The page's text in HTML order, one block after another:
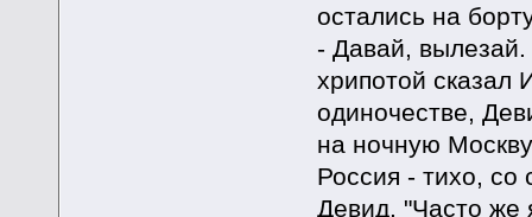
остались на
- Давай,
хрипотой сказал
одиночестве,
на ночную
Россия - тихо,
Девид. "Часто же